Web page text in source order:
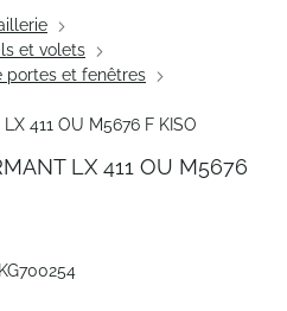
et volets
portes et fenêtres
411 OU M5676 F KISO
LX 411 OU M5676